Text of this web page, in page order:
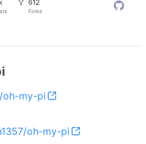
oh-my-pi
oh-my-pi